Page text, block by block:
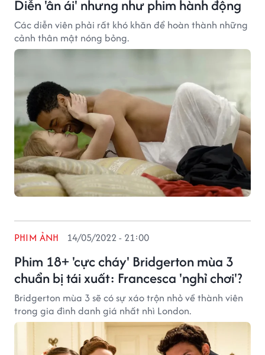
Diễn 'ân ái' nhưng như phim hành động
Các diễn viên phải rất khó khăn để hoàn thành những
cảnh thân mật nóng bỏng.
Phim 18+ 'cực cháy' Bridgerton mùa 3
chuẩn bị tái xuất: Francesca 'nghỉ chơi'?
PHIM ẢNH 14/05/2022 - 21:00
Bridgerton mùa 3 sẽ có sự xáo trộn nhỏ về thành viên
trong gia đình danh giá nhất nhì London.